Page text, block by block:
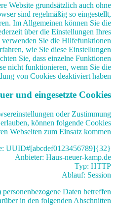
Website grundsätzlich auch ohne
sind regelmäßig so eingestellt,
Im Allgemeinen können Sie die
über die Einstellungen Ihres
Sie die Hilfefunktionen
wie Sie diese Einstellungen
Sie, dass einzelne Funktionen
nicht funktionieren, wenn Sie die
von Cookies deaktiviert haben.
und eingesetzte Cookies:
oder Zustimmung
können folgende Cookies
Webseiten zum Einsatz kommen:
UUID#[abcdef0123456789]{32}
Anbieter: Haus-neuer-kamp.de
Typ: HTTP
Ablauf: Session
Daten betreffen
in den folgenden Abschnitten.